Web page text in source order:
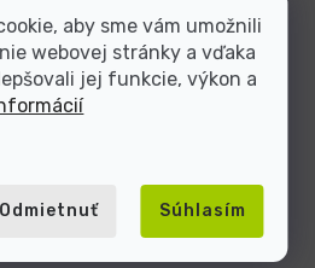
aby sme vám umožnili
webovej stránky a vďaka
jej funkcie, výkon a
Odmietnuť Súhlasím